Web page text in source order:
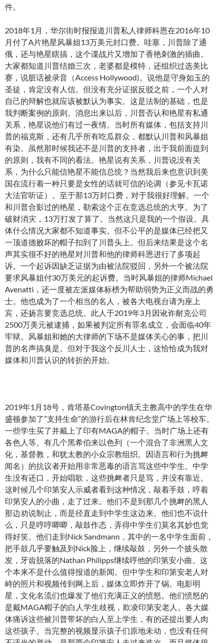
件。
2018年1月，华尔街时报报道川普私人律师科恩在2016年10
月付了A片艳星风暴姐13万美元封口费。哇塞，川普除了通
俄，还与艳星瞎搞，这个谍战片又增加了香艳刺激的插曲。
大家都知道川普结婚三次，老婆都是模特，还组织过选美比
赛，说脏话被录音（Access Hollywood)。说他是守身如玉的
圣徒，肯定没有人信。但没有充分证据反驳之前，一个人对
自己的辩解也就应该被默认为事实。这是法制的基础，也是
我判断案例的原则。消息出来以后，川普否认和艳星有私通
关系，艳星说他们有过一夜情。当时所有媒体，包括支持川
普的福克斯，还有几乎所有吃瓜群众，都默认川普和风暴姐
有染。虽然那时候我还不是川普的支持者，出于我前面提到
的原则，我有不同的看法。艳星说有关系，川普说没有关
系，为什么只能信艳星不能信总统？当然我后来也意识到美
国在流行着一种只要是女性的话就可信的论调（参见卡瓦诺
大法官听证）。至于那13万封口费，对于我很好理解。一个
和川普合影过的艳星，勒索这个正在竞选总统的大亨。为了
破财消灾，13万打发了算了。当然这只是我的一个假设。具
体什么情况大家都不知道事实。但不公平的是媒体已经把又
一顶道德败坏的帽子扣到了川普头上。但后来结果是这个名
声其实很不好的艳星对川普和他的律师科恩进行了多项起
诉。一个起诉因缺乏证据为由被法院驳回，另外一个被法院
要求风暴姐付30万美元的起诉费。当时风暴姐的律师Michael
Avenatti，还一度被左派媒体标榜为帮助弱势为正义而战的勇
士。他也成为了一个相当的名人，被各大电视台请为座上
宾，还扬言要竞选总统。此人于2019年3月因讹诈耐克公司
2500万美元被逮捕，如果被判定所有罪名成立，会面临40年
牢狱。风暴姐和她的大律师的下场不是媒体关心的事，把川
普的名声搞臭是。但对于我这个反川人士，这恰恰成为我对
媒体和川普认识的转折的开始。
2019年1月18号，肯塔基Covington镇天主教高中的学生在华
盛顿参加了”支持生命“的游行后在林肯纪念堂广场上等校车。
一些学生买了并戴上了印有MAGA的帽子。当时广场上还有
各色人等。有几个黑希伯来以色列（一个混合了非洲黑人文
化，基督教，和犹太教的小众宗教组织。因语言和行为挑衅
闻名）的抗议者开始用非常恶毒的语言骂这些中学生。中学
生没有还口，开始唱歌，这些挑衅者只是骂，并没有靠近。
这时候几个印第安人示威者看到这种情况，敲着手鼓，哼着
印第安人的小曲，走了过来。他们不是到那几个挑衅的黑人
那边劝说制止，而是径直走到中学生这边来。他们也不说什
么，只是哼哼唧唧，敲鼓作态，弄得中学生们莫名其妙也觉
得好笑。他们走到Nick Sandmann，其中的一名中学生面前，
把手鼓几乎要触及到Nick脸上，继续敲鼓，另外一个披头散
发，牙齿脱落的Nathan Philipps继续哼他的印第安小曲。这
个本来不是什么值得报道的新闻。但中学生和印第安老人对
峙的照片和视频传到网上后，媒体立即炸开了锅。电影明
星，文化名流们也爆发了他们充满正义的愤怒。他们愤怒的
是戴MAGA帽子的白人学生歧视，欺凌印第安老人。各大媒
体痛诉这些被川普带坏的白人至上学生，有的还提出要人肉
这些孩子。当完整的视频显示孩子们原地未动，也没有任何